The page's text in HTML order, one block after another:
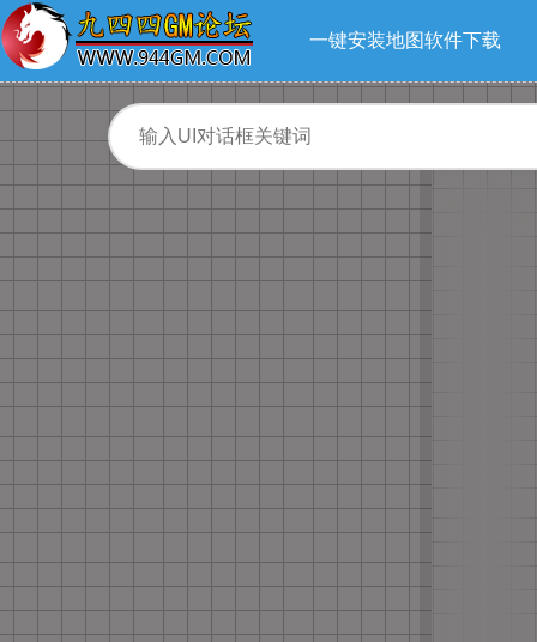
一键安装地图软件下载